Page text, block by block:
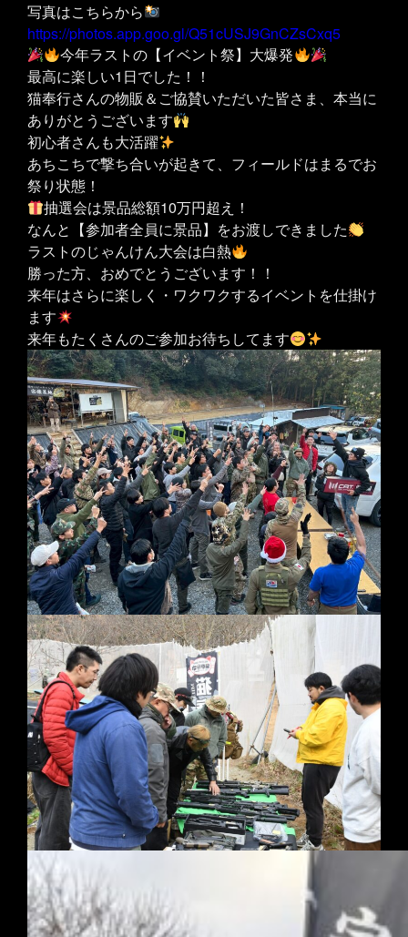
写真はこちらから
https://photos.app.goo.gl/Q51cUSJ9GnCZsCxq5
今年ラストの【イベント祭】大爆発
最高に楽しい1日でした！！
猫奉行さんの物販＆ご協賛いただいた皆さま、本当に
ありがとうございます
初心者さんも大活躍
あちこちで撃ち合いが起きて、フィールドはまるでお
祭り状態！
抽選会は景品総額10万円超え！
なんと【参加者全員に景品】をお渡しできました
ラストのじゃんけん大会は白熱
勝った方、おめでとうございます！！
来年はさらに楽しく・ワクワクするイベントを仕掛け
ます
来年もたくさんのご参加お待ちしてます